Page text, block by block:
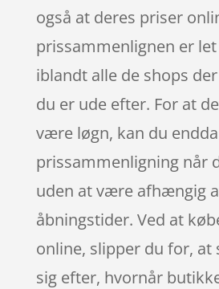
også at deres priser
prissammenlignen er
iblandt alle de shops
du er ude efter. For at
være løgn, kan du
prissammenligning når
uden at være afhængig
åbningstider. Ved at
online, slipper du for, at
sig efter, hvornår